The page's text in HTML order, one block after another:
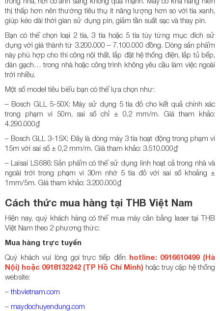
thị thấp hơn nên thường tiêu thụ ít năng lượng hơn so với tia xanh,
giúp kéo dài thời gian sử dụng pin, giảm tần suất sạc và thay pin.
Bạn có thể chọn loại 2 tia, 3 tia hoặc 5 tia tùy từng mục đích sử
dụng với giá thành từ 3.200.000 – 7.100.000 đồng. Dòng sản phẩm
này phù hợp cho thi công nội thất, lắp đặt hệ thống điện, lắp tủ bếp,
dán gạch… trong nhà hoặc công trình không yêu cầu làm việc ngoài
trời nhiều.
Một số model tiêu biểu bạn có thể lựa chọn như:
– Bosch GLL 5-50X: Máy sử dụng 5 tia đỏ cho kết quả chính xác
trong phạm vi 50m, sai số chỉ ± 0,2 mm/m. Giá tham khảo:
4.290.000₫
– Bosch GLL 3-15X: Đây là dòng máy 3 tia hoạt động trong phạm vi
15m với sai số ± 0,2 mm/m. Giá tham khảo: 3.510.000₫
– Laisai LS686: Sản phẩm có thể sử dụng linh hoạt cả trong nhà và
ngoài trời trong phạm vi 30m nhờ 5 tia đỏ với sai số khoảng ±
1mm/5m. Giá tham khảo: 3.200.000₫
Cách thức mua hàng tại THB Việt Nam
Hiện nay, quý khách hàng có thể mua máy cân bằng laser tại THB
Việt Nam theo 2 phương thức:
Mua hàng trực tuyến
Quý khách vui lòng gọi trực tiếp đến hotline: 0916610499 (Hà
Nội) hoặc 0918132242 (TP Hồ Chí Minh) hoặc truy cập hệ thống
website:
–thbvietnam.com
– maydochuyendung.com